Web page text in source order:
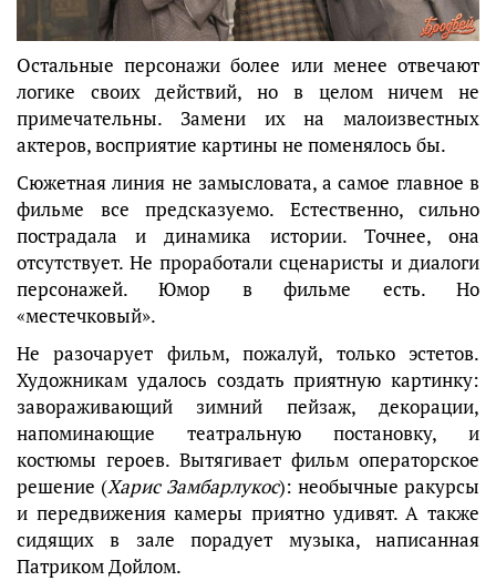
Остальные персонажи более или менее отвечают
логике своих действий, но в целом ничем не
примечательны. Замени их на малоизвестных
актеров, восприятие картины не поменялось бы.
Сюжетная линия не замысловата, а самое главное в
фильме все предсказуемо. Естественно, сильно
пострадала и динамика истории. Точнее, она
отсутствует. Не проработали сценаристы и диалоги
персонажей. Юмор в фильме есть. Но
«местечковый».
Не разочарует фильм, пожалуй, только эстетов.
Художникам удалось создать приятную картинку:
завораживающий зимний пейзаж, декорации,
напоминающие театральную постановку, и
костюмы героев. Вытягивает фильм операторское
решение (Харис Замбарлукос): необычные ракурсы
и передвижения камеры приятно удивят. А также
сидящих в зале порадует музыка, написанная
Патриком Дойлом.